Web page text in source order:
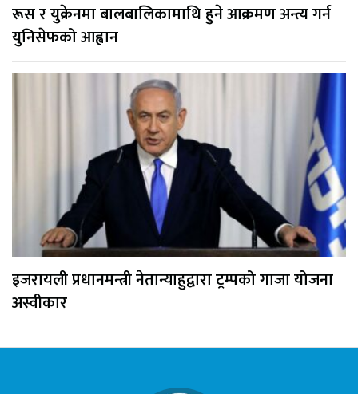
रूस र युक्रेनमा बालबालिकामाथि हुने आक्रमण अन्त्य गर्न
युनिसेफको आह्वान
इजरायली प्रधानमन्त्री नेतान्याहुद्वारा ट्रम्पको गाजा योजना
अस्वीकार